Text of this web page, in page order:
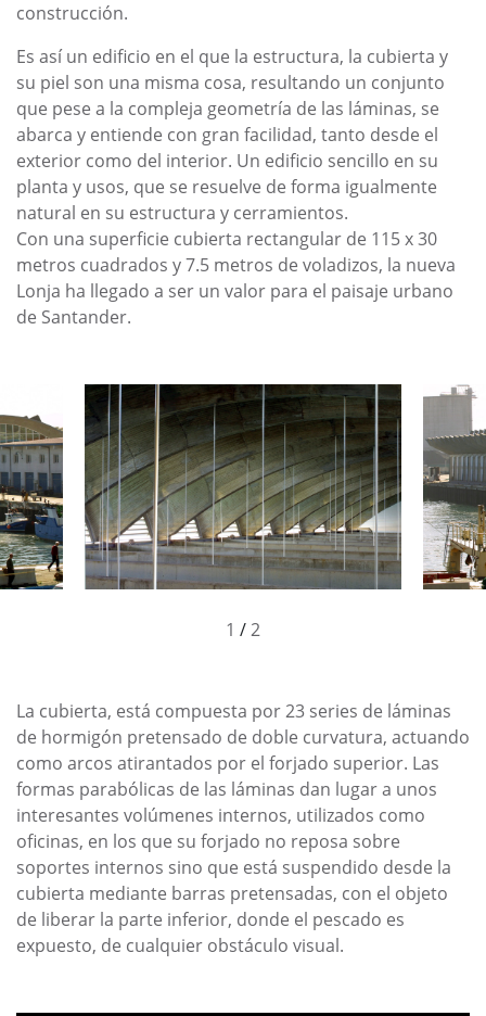
construcción.
Es así un edificio en el que la estructura, la cubierta y
su piel son una misma cosa, resultando un conjunto
que pese a la compleja geometría de las láminas, se
abarca y entiende con gran facilidad, tanto desde el
exterior como del interior. Un edificio sencillo en su
planta y usos, que se resuelve de forma igualmente
natural en su estructura y cerramientos.
Con una superficie cubierta rectangular de 115 x 30
metros cuadrados y 7.5 metros de voladizos, la nueva
Lonja ha llegado a ser un valor para el paisaje urbano
de Santander.
1 /2
La cubierta, está compuesta por 23 series de láminas
de hormigón pretensado de doble curvatura, actuando
como arcos atirantados por el forjado superior. Las
formas parabólicas de las láminas dan lugar a unos
interesantes volúmenes internos, utilizados como
oficinas, en los que su forjado no reposa sobre
soportes internos sino que está suspendido desde la
cubierta mediante barras pretensadas, con el objeto
de liberar la parte inferior, donde el pescado es
expuesto, de cualquier obstáculo visual.